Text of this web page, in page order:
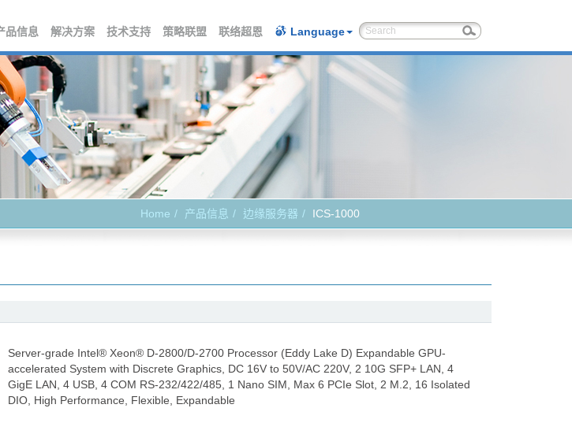
品信息 解决方案 技术支持 策略联盟 联络超恩 Language
Home 产品信息 边缘服务器 ICS-1000
Server-grade Intel® Xeon® D-2800/D-2700 Processor (Eddy Lake D) Expandable GPU-
accelerated System with Discrete Graphics, DC 16V to 50V/AC 220V, 2 10G SFP+ LAN, 4
GigE LAN, 4 USB, 4 COM RS-232/422/485, 1 Nano SIM, Max 6 PCIe Slot, 2 M.2, 16 Isolated
DIO, High Performance, Flexible, Expandable